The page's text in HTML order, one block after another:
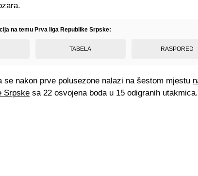
na temu Prva liga Republike Srpske:
TABELA RASPORED
se nakon prve polusezone nalazi na šestom mjestu
Srpske sa 22 osvojena boda u 15 odigranih utakmica.